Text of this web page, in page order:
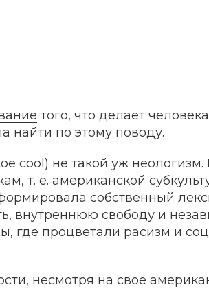
того, что делает
найти по этому поводу.
cool) не такой уж неологизм.
т. е. американской
собственный
внутреннюю свободу и
где процветали расизм и
несмотря на свое